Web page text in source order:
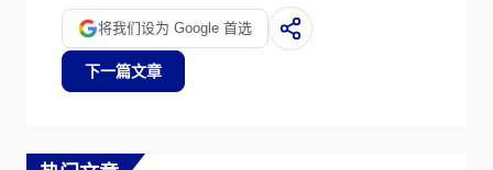
days after the quarter ends. The indicator is
closely watched, as it paints an important
picture for the economy. A strong labor
market, rising wages and rising private capital
expenditure data are critical for the country’s
(RBA) monetary policy decision and the
将我们设为 Google 首选
下一篇文章